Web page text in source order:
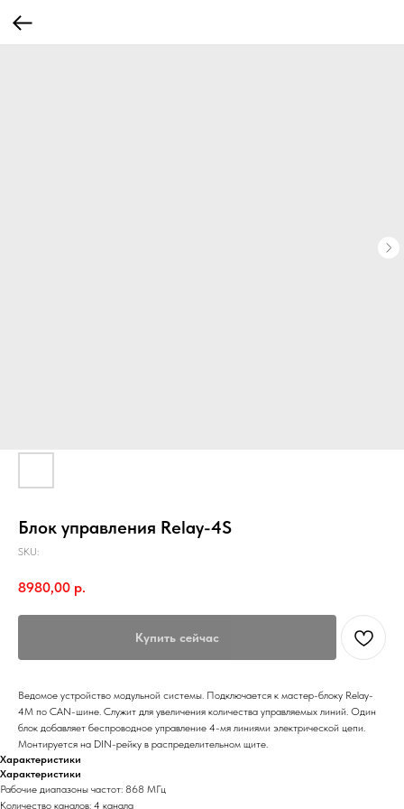
Блок управления Relay-4S
SKU:
8980,00 р.
Купить сейчас
Ведомое устройство модульной системы. Подключается к мастер-блоку Relay-
4M по CAN-шине. Служит для увеличения количества управляемых линий. Один
блок добавляет беспроводное управление 4-мя линиями электрической цепи.
Монтируется на DIN-рейку в распределительном щите.
Характеристики
Характеристики
Рабочие диапазоны частот: 868 МГц
Количество каналов: 4 канала